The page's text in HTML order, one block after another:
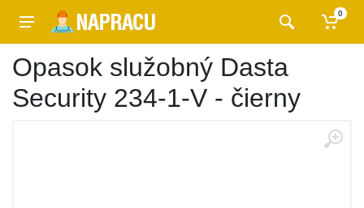
0
Opasok služobný Dasta
Security 234-1-V - čierny